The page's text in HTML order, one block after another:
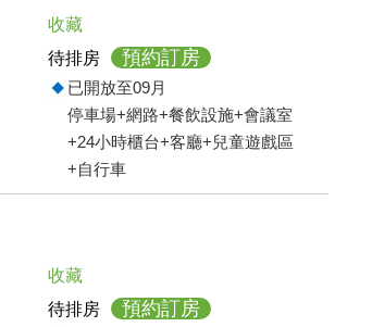
收藏
待排房
預約訂房
已開放至09月
停車場+網路+餐飲設施+會議室
+24小時櫃台+客廳+兒童遊戲區
+自行車
收藏
待排房
預約訂房